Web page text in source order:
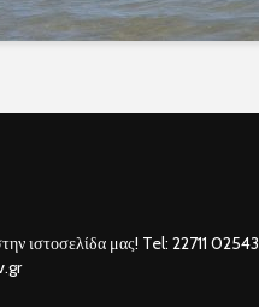
ιστοσελίδα μας! Tel: 22711 02543